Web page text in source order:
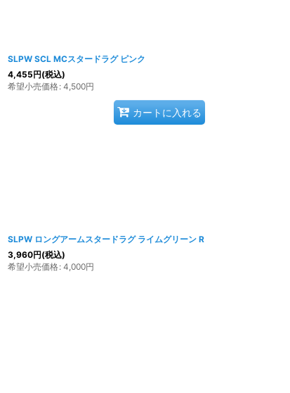
SLPW SCL MCスタードラグ ピンク
4,455円(税込)
希望小売価格: 4,500円
カートに入れる
SLPW ロングアームスタードラグ ライムグリーン R
3,960円(税込)
希望小売価格: 4,000円